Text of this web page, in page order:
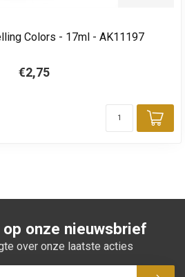
Colors - 17ml - AK11197
€2,75
onze nieuwsbrief
over onze laatste acties